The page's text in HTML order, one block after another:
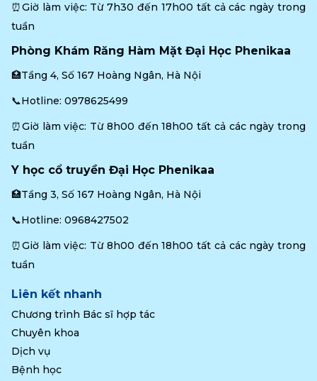
⏰Giờ làm việc: Từ 7h30 đến 17h00 tất cả các ngày trong
tuần
Phòng Khám Răng Hàm Mặt Đại Học Phenikaa
🏥Tầng 4, Số 167 Hoàng Ngân, Hà Nội
📞Hotline: 0978625499
⏰Giờ làm việc: Từ 8h00 đến 18h00 tất cả các ngày trong
tuần
Y học cổ truyền Đại Học Phenikaa
🏥Tầng 3, Số 167 Hoàng Ngân, Hà Nội
📞Hotline: 0968427502
⏰Giờ làm việc: Từ 8h00 đến 18h00 tất cả các ngày trong
tuần
Liên kết nhanh
Chương trình Bác sĩ hợp tác
Chuyên khoa
Dịch vụ
Bệnh học